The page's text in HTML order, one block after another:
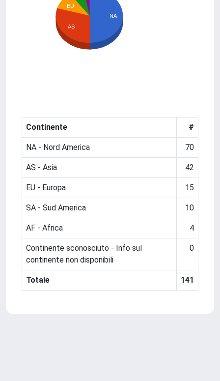
NA
EU
AS
Continente #
NA - Nord America 70
AS - Asia 42
EU - Europa 15
SA - Sud America 10
AF - Africa 4
Continente sconosciuto - Info sul
continente non disponibili
0
Totale 141